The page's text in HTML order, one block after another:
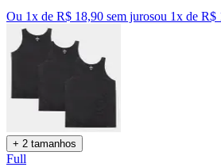
Ou 1x de R$ 18,90 sem jurosou 1x de R$
+ 2 tamanhos
Full